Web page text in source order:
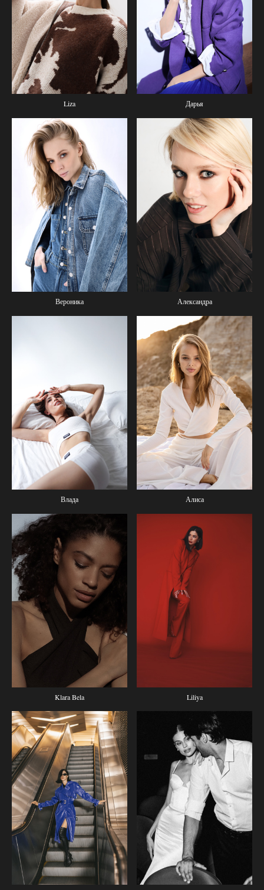
Liza Дарья
Вероника Александра
Влада Алиса
Klara Bela Liliya